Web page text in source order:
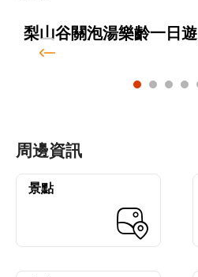
梨山谷關泡湯樂齡一日遊
周邊資訊
景點